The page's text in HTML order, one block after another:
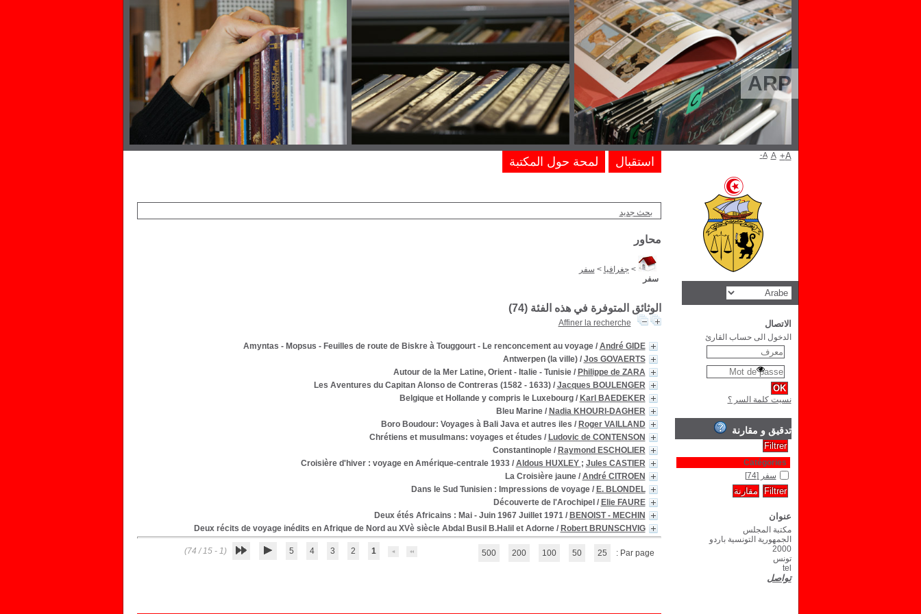
ARP
بحث جديد
محاور
>جغرافيا > سفر
سفر
الوثائق المتوفرة في هذه الفئة (74
)
Affiner la recherche
Amyntas - Mopsus - Feuilles de route de Biskre à Touggourt - Le renconcement au voyage/ André GIDE
Antwerpen (la ville)/ Jos GOVAERTS
Autour de la Mer Latine, Orient - Italie - Tunisie/ Philippe de ZARA
Les Aventures du Capitan Alonso de Contreras (1582 - 1633)/ Jacques BOULENGER
Belgique et Hollande y compris le Luxebourg/ Karl BAEDEKER
Bleu Marine/ Nadia KHOURI-DAGHER
Boro Boudour: Voyages à Bali Java et autres iles / Roger VAILLAND
Chrétiens et musulmans: voyages et études / Ludovic de CONTENSON
Constantinople/ Raymond ESCHOLIER
Croisière d'hiver : voyage en Amérique-centrale 1933/ Aldous HUXLEY ; Jules CASTIER
La Croisière jaune/ André CITROEN
Dans le Sud Tunisien : Impressions de voyage/ E. BLONDEL
Découverte de l'Arochipel / Elie FAURE
Deux étés Africains : Mai - Juin 1967 Juillet 1971/ BENOIST - MECHIN
Deux récits de voyage inédits en Afrique de Nord au XVè siècle Abdal Busil B.Halil et Adorne/ Robert BRUNSCHVIG
1
2
3
4
5
(1 - 15 / 74) Par page :
25
50
100
200
500
استقبال لمحة حول المكتبة A- A A+
الاتصال
الدخول الى حساب القارئ
نسيت كلمة السر ؟
تدقيق و مقارنة
Catégories
سفر [74]
عنوان
مكتبة المجلس
الجمهورية التونسية باردو
2000
تونس
tel
تواصل